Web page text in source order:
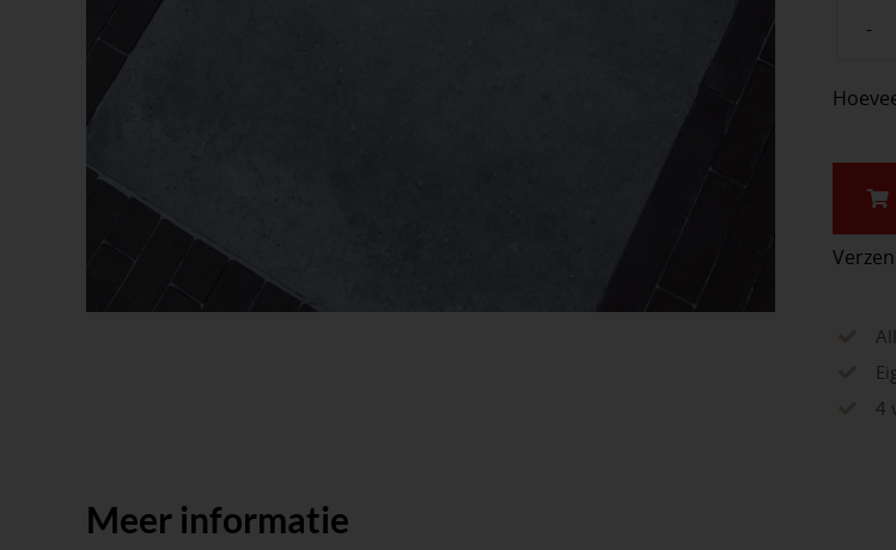
4
Meer informatie